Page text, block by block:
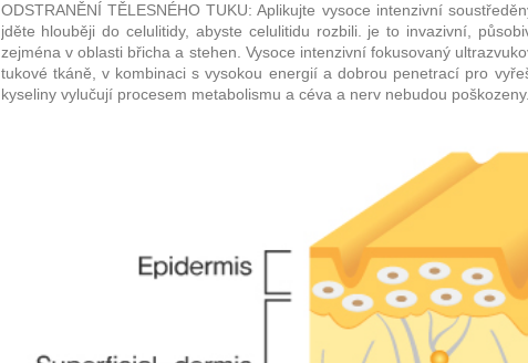
ODSTRANĚNÍ TĚLESNÉHO TUKU: Aplikujte vysoce intenzivní
jděte hlouběji do celulitidy, abyste celulitidu rozbili. je to invazivní,
zejména v oblasti břicha a stehen. Vysoce intenzivní fokusovaný
tukové tkáně, v kombinaci s vysokou energií a dobrou penetrací pro
kyseliny vylučují procesem metabolismu a céva a nerv nebudou